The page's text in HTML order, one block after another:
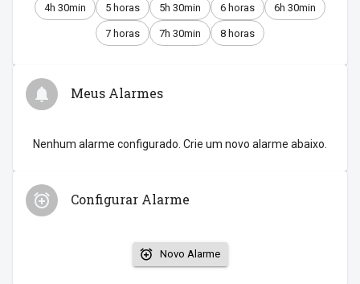
4h 30min 5 horas 5h 30min 6 horas 6h 30min
7 horas 7h 30min 8 horas
Meus Alarmes
Nenhum alarme configurado. Crie um novo alarme abaixo.
Configurar Alarme
Novo Alarme